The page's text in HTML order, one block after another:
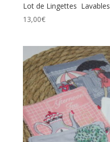
Lot de Lingettes Lavables
13,00€